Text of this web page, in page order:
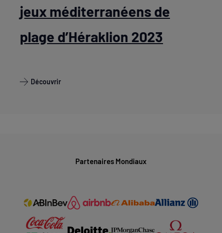
jeux méditerranéens de
plage d’Héraklion 2023
Découvrir
Partenaires Mondiaux